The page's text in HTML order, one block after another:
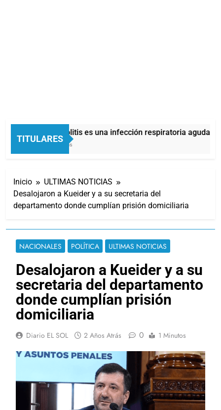
TITULARES
La bronquiolitis es una infección respiratoria aguda en
32 Minutos Atrás
Inicio
ULTIMAS NOTICIAS
Desalojaron a Kueider y a su secretaria del
departamento donde cumplían prisión domiciliaria
NACIONALES POLÍTICA ULTIMAS NOTICIAS
Desalojaron a Kueider y a su
secretaria del departamento
donde cumplían prisión
domiciliaria
Diario EL SOL 2 Años Atrás 0 1 Minutos